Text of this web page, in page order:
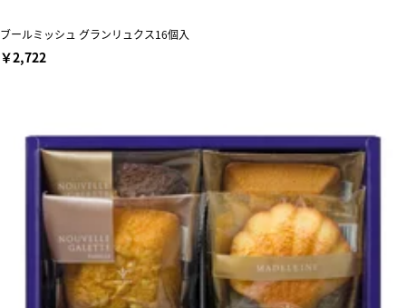
ブールミッシュ グランリュクス16個入
￥2,722